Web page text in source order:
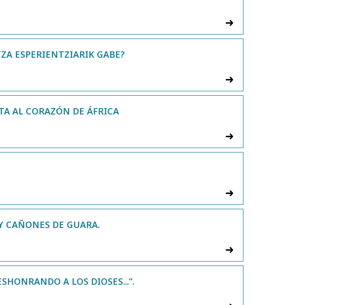
ESPERIENTZIARIK GABE?
AL CORAZÓN DE ÁFRICA
CAÑONES DE GUARA.
A LOS DIOSES...”.